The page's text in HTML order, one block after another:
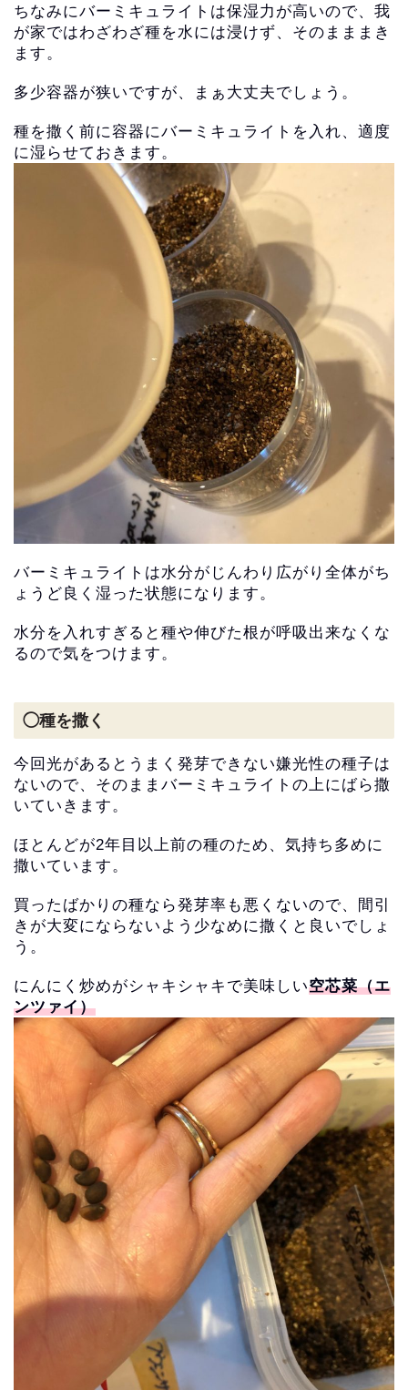
ちなみにバーミキュライトは保湿力が高いので、我
が家ではわざわざ種を水には浸けず、そのまままき
ます。
多少容器が狭いですが、まぁ大丈夫でしょう。
種を撒く前に容器にバーミキュライトを入れ、 適度
に湿らせておきます。
バーミキュライトは水分がじんわり広がり全体がち
ょうど良く湿っ た状態になります。
水分を入れすぎると種や伸びた根が呼吸出来なくな
るので気をつけ ます。
◯種を撒く
今回光があるとうまく発芽できない嫌光性の種子は
ないので、 そのままバーミキュライトの上にばら撒
いていきます。
ほとんどが2年目以上前の種のため、気持ち多めに
撒いています。
買ったばかりの種なら発芽率も悪くないので、
間引
きが大変にならないよう少なめに撒くと良いでしょ
う。
にんにく炒めがシャキシャキで美味しい空芯菜（エ
ンツァイ）